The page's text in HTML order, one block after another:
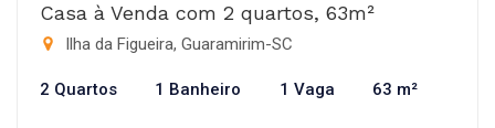
Casa à Venda com 2 quartos, 63m²
Ilha da Figueira, Guaramirim-SC
2 Quartos 1 Banheiro 1 Vaga 63 m²